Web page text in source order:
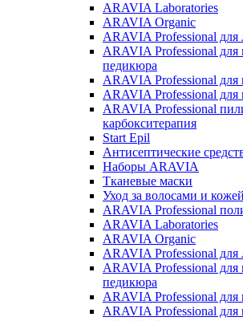
ARAVIA Laboratories
ARAVIA Organic
ARAVIA Professional для
ARAVIA Professional
педикюра
ARAVIA Professional для
ARAVIA Professional для
ARAVIA Professional
карбокситерапия
Start Epil
Антисептические
Наборы ARAVIA
Тканевые маски
Уход за волосами и
ARAVIA Professional
ARAVIA Laboratories
ARAVIA Organic
ARAVIA Professional для
ARAVIA Professional
педикюра
ARAVIA Professional для
ARAVIA Professional для